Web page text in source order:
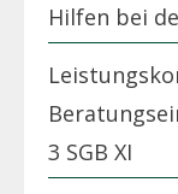
Hilfen bei
3 SGB XI